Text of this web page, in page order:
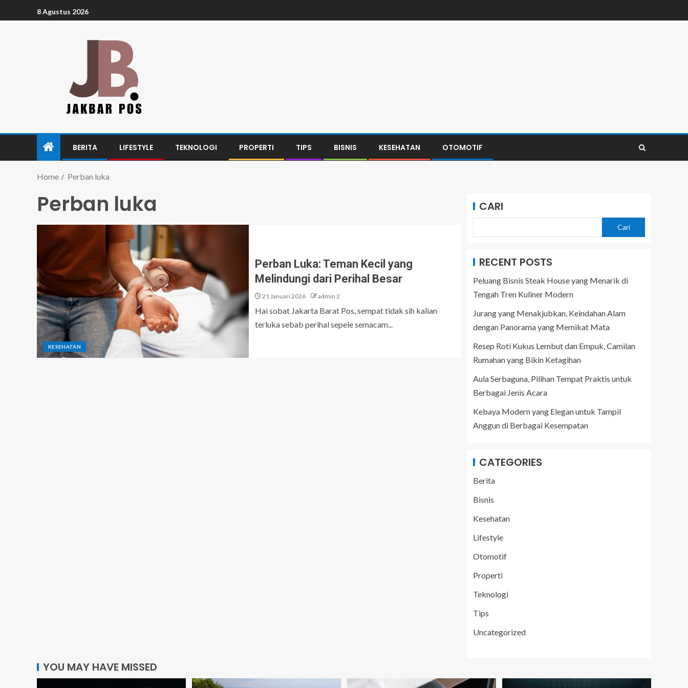
8 Agustus 2026
BERITA LIFESTYLE TEKNOLOGI PROPERTI TIPS BISNIS KESEHATAN OTOMOTIF
Home Perban luka
Perban luka
KESEHATAN
Perban Luka: Teman Kecil yang
Melindungi dari Perihal Besar
21 Januari 2026 admin 2
Hai sobat Jakarta Barat Pos, sempat tidak sih kalian
terluka sebab perihal sepele semacam...
CARI
Cari
RECENT POSTS
Peluang Bisnis Steak House yang Menarik di
Tengah Tren Kuliner Modern
Jurang yang Menakjubkan, Keindahan Alam
dengan Panorama yang Memikat Mata
Resep Roti Kukus Lembut dan Empuk, Camilan
Rumahan yang Bikin Ketagihan
Aula Serbaguna, Pilihan Tempat Praktis untuk
Berbagai Jenis Acara
Kebaya Modern yang Elegan untuk Tampil
Anggun di Berbagai Kesempatan
CATEGORIES
Berita
Bisnis
Kesehatan
Lifestyle
Otomotif
Properti
Teknologi
Tips
Uncategorized
YOU MAY HAVE MISSED